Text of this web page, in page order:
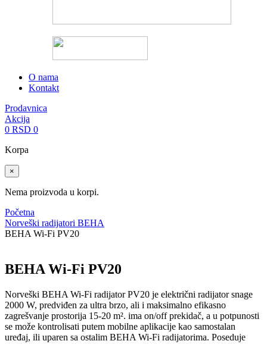
O nama
Kontakt
Prodavnica
Akcija
0 RSD 0
Korpa
×
Nema proizvoda u korpi.
Početna
Norveški radijatori BEHA
BEHA Wi-Fi PV20
BEHA Wi-Fi PV20
Norveški BEHA Wi-Fi radijator PV20 je električni radijator snage
2000 W, predviđen za ultra brzo, ali i maksimalno efikasno
zagrešvanje prostorija 15-20 m². ima on/off prekidač, a u potpunosti
se može kontrolisati putem mobilne aplikacije kao samostalan
uređaj, ili uparen sa ostalim BEHA Wi-Fi radijatorima. Poseduje